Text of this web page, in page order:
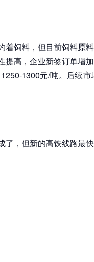
着饲料，但目前饲料原
提高，企业新签订单增
1300元/吨。后续
了，但新的高铁线路最